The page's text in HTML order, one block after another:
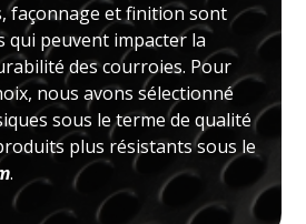
façonnage et finition sont
qui peuvent impacter la
des courroies. Pour
nous avons sélectionné
sous le terme de qualité
plus résistants sous le
.